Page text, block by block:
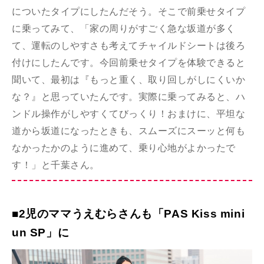
についたタイプにしたんだそう。そこで前乗せタイプ
に乗ってみて、「家の周りがすごく急な坂道が多く
て、運転のしやすさも考えてチャイルドシートは後ろ
付けにしたんです。今回前乗せタイプを体験できると
聞いて、最初は『もっと重く、取り回しがしにくいか
な？』と思っていたんです。実際に乗ってみると、ハ
ンドル操作がしやすくてびっくり！おまけに、平坦な
道から坂道になったときも、スムーズにスーッと何も
なかったかのように進めて、乗り心地がよかったで
す！」と千葉さん。
■2児のママうえむらさんも「PAS Kiss mini
un SP」に